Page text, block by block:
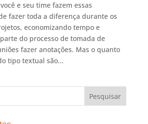
e seu time fazem essas
fazer toda a diferença durante os
economizando tempo e
do processo de tomada de
fazer anotações. Mas o quanto
tipo textual são...